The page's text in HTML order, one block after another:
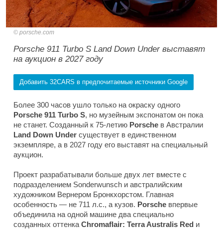
porsche.com
Porsche 911 Turbo S Land Down Under выставят
на аукцион в 2027 году
Добавить 32CARS в предпочитаемые источники Google
Более 300 часов ушло только на окраску одного
Porsche 911 Turbo S, но музейным экспонатом он пока
не станет. Созданный к 75-летию Porsche в Австралии
Land Down Under существует в единственном
экземпляре, а в 2027 году его выставят на специальный
аукцион.
Проект разрабатывали больше двух лет вместе с
подразделением Sonderwunsch и австралийским
художником Вернером Бронкхорстом. Главная
особенность — не 711 л.с., а кузов. Porsche впервые
объединила на одной машине два специально
созданных оттенка Chromaflair: Terra Australis Red и